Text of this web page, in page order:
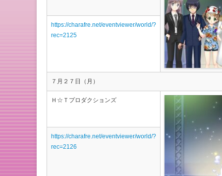
https://charafre.net/eventviewer/world/?
rec=2125
７月２７日（月）
Ｈ☆Ｔプロダクションズ
https://charafre.net/eventviewer/world/?
rec=2126